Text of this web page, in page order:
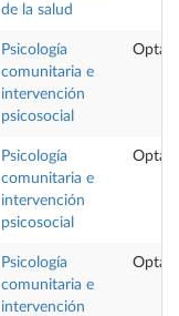
de la salud
Psicología
comunitaria e
intervención
psicosocial
Psicología
comunitaria e
intervención
psicosocial
Psicología
comunitaria e
intervención